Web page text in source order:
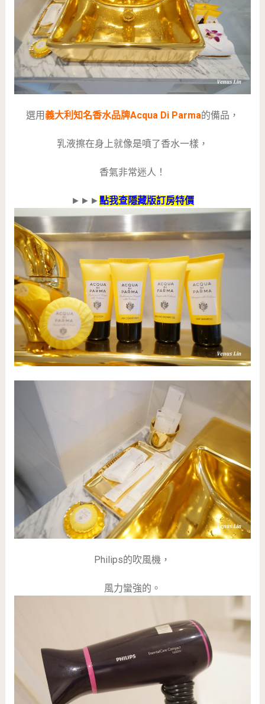
選用義大利知名香水品牌Acqua Di Parma的備品，
乳液擦在身上就像是噴了香水一樣，
香氣非常迷人！
►►► 點我查隱藏版訂房特價
Philips的吹風機，
風力蠻強的。